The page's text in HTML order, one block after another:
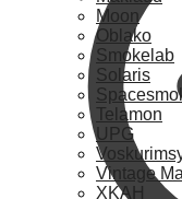
Moon
Oblako
Smokelab
Solaris
Telamon
UPG
Vintage
XKAH